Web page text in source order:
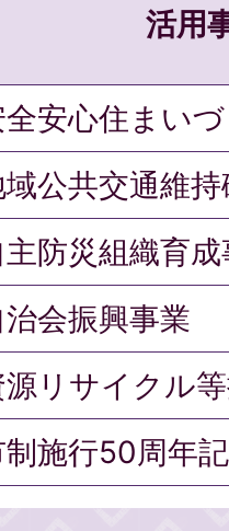
活用
全安心住まい
公共交通維
主防災組織育成
治会振興事業
源リサイクル
施行50周年